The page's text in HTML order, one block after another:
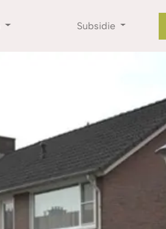
Subsidie